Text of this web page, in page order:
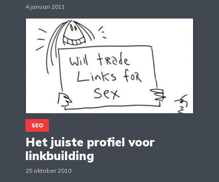
4 januari 2011
SEO
Het juiste profiel voor
linkbuilding
25 oktober 2010